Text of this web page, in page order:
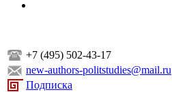
+7 (495) 502-43-17
new-authors-politstudies@mail.ru
Подписка